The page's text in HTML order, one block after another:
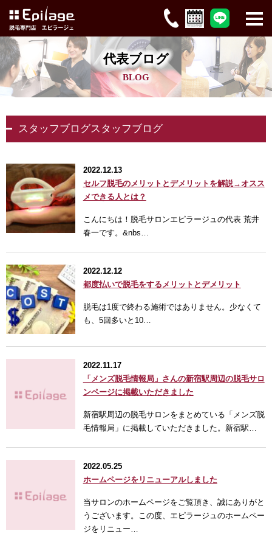
代表ブログ
BLOG
スタッフブログスタッフブログ
2022.12.13
セルフ脱毛のメリットとデメリットを解説→オスス
メできる人とは？
こんにちは！脱毛サロンエピラージュの代表 荒井
春一です。&nbs…
2022.12.12
都度払いで脱毛をするメリットとデメリット
脱毛は1度で終わる施術ではありません。少なくて
も、5回多いと10…
2022.11.17
「メンズ脱毛情報局」さんの新宿駅周辺の脱毛サロ
ンページに掲載いただきました
新宿駅周辺の脱毛サロンをまとめている「メンズ脱
毛情報局」に掲載していただきました。新宿駅…
2022.05.25
ホームページをリニューアルしました
当サロンのホームページをご覧頂き、誠にありがと
うございます。この度、エピラージュのホームペー
ジをリニュー…